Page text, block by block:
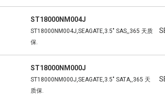
ST18000NM004J
ST18000NM004J,SEAGATE,3.5" SAS,,365 天质
保.
ST18000NM000J
ST18000NM000J,SEAGATE,3.5" SATA,,365 天
质保.